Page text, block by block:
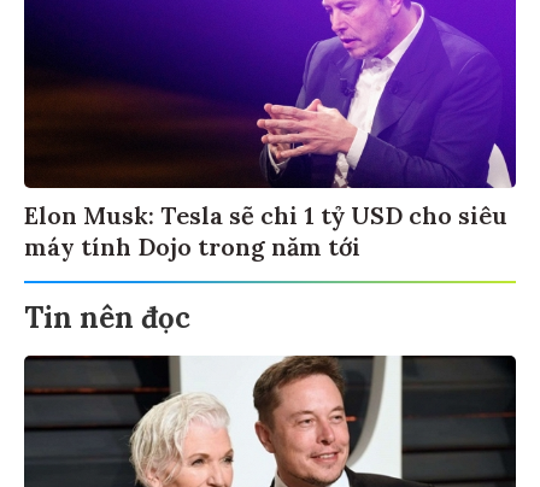
Elon Musk: Tesla sẽ chi 1 tỷ USD cho siêu
máy tính Dojo trong năm tới
Tin nên đọc